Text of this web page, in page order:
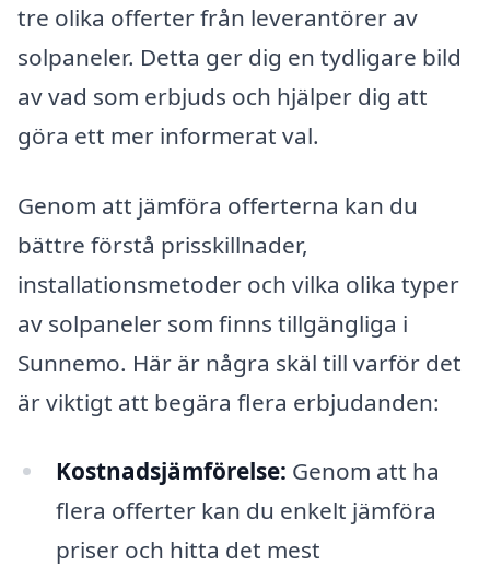
tre olika offerter från leverantörer av
solpaneler. Detta ger dig en tydligare bild
av vad som erbjuds och hjälper dig att
göra ett mer informerat val.
Genom att jämföra offerterna kan du
bättre förstå prisskillnader,
installationsmetoder och vilka olika typer
av solpaneler som finns tillgängliga i
Sunnemo. Här är några skäl till varför det
är viktigt att begära flera erbjudanden:
Kostnadsjämförelse: Genom att ha
flera offerter kan du enkelt jämföra
priser och hitta det mest